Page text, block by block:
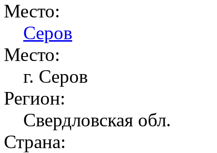
Место:
Серов
Место:
г. Серов
Регион:
Свердловская обл.
Страна: